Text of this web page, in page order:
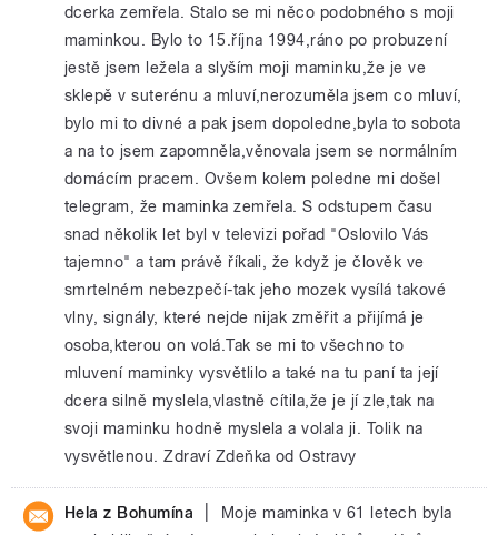
dcerka zemřela. Stalo se mi něco podobného s moji
maminkou. Bylo to 15.října 1994,ráno po probuzení
jestě jsem ležela a slyším moji maminku,že je ve
sklepě v suterénu a mluví,nerozuměla jsem co mluví,
bylo mi to divné a pak jsem dopoledne,byla to sobota
a na to jsem zapomněla,věnovala jsem se normálním
domácím pracem. Ovšem kolem poledne mi došel
telegram, že maminka zemřela. S odstupem času
snad několik let byl v televizi pořad "Oslovilo Vás
tajemno" a tam právě říkali, že když je člověk ve
smrtelném nebezpečí-tak jeho mozek vysílá takové
vlny, signály, které nejde nijak změřit a přijímá je
osoba,kterou on volá.Tak se mi to všechno to
mluvení maminky vysvětlilo a také na tu paní ta její
dcera silně myslela,vlastně cítila,že je jí zle,tak na
svoji maminku hodně myslela a volala ji. Tolik na
vysvětlenou. Zdraví Zdeňka od Ostravy
Hela z Bohumína
Moje maminka v 61 letech byla